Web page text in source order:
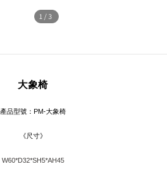
1 /3
大象椅
產品型號：PM-大象椅
《尺寸》
W60*D32*SH5*AH45